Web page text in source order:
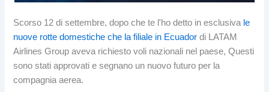
Scorso 12 di settembre, dopo che te l'ho detto in esclusiva le
nuove rotte domestiche che la filiale in Ecuador di LATAM
Airlines Group aveva richiesto voli nazionali nel paese, Questi
sono stati approvati e segnano un nuovo futuro per la
compagnia aerea.